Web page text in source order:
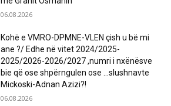
06.08.2026
Kohë e VMRO-DPMNE-VLEN çish u bë mi
ane ?/ Edhe në vitet 2024/2025-
2025/2026-2026/2027 ,numri i nxënësve
bie që ose shpërngulen ose …slushnavte
Mickoski-Adnan Azizi?!
06.08.2026